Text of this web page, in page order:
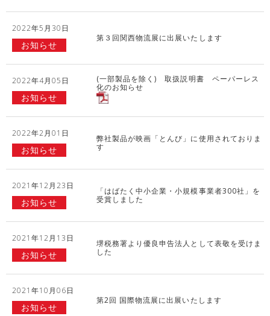
2022年5月30日
お知らせ
第３回関西物流展に出展いたします
2022年4月05日
お知らせ
(一部製品を除く) 取扱説明書 ペーパーレス
化のお知らせ
2022年2月01日
お知らせ
弊社製品が映画「とんび」に使用されておりま
す
2021年12月23日
お知らせ
「はばたく中小企業・小規模事業者300社」を
受賞しました
2021年12月13日
お知らせ
堺税務署より優良申告法人として表敬を受けま
した
2021年10月06日
お知らせ
第2回 国際物流展に出展いたします